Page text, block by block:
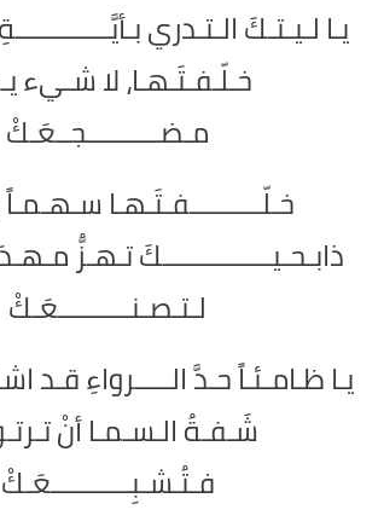
يـا لـيـتـكَ الـتـدري
خـلّـفـتَـهـا، لا شـيء
مـضــــــــــجــعَـكْ
خـلّــــــــــفـتَـهـا
ذابـحـيـــــــــــــــكَ تـهـزُّ
لـتـصـنــــــــــعَـكْ
يـا ظـامـئـاً حـدَّ الـــــرواءِ
شَـفـةُ الـسـمـا أنْ
فـتُـشـبِـــــــــــعَـكْ